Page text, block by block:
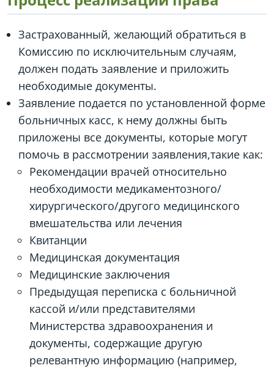
Застрахованный, желающий обратиться в
Комиссию по исключительным случаям,
должен подать заявление и приложить
необходимые документы.
Заявление подается по установленной форме
больничных касс, к нему должны быть
приложены все документы, которые могут
помочь в рассмотрении заявления,такие как:
Рекомендации врачей относительно
необходимости медикаментозного/
хирургического/другого медицинского
вмешательства или лечения
Квитанции
Медицинская документация
Медицинские заключения
Предыдущая переписка с больничной
кассой и/или представителями
Министерства здравоохранения и
документы, содержащие другую
релевантную информацию (например,